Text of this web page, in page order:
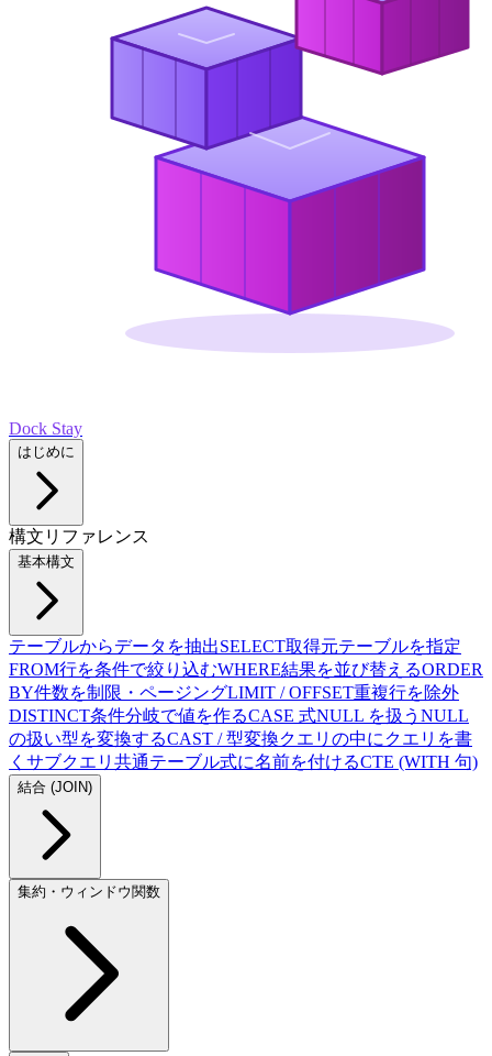
Dock Stay
はじめに
構文リファレンス
基本構文
テーブルからデータを抽出SELECT取得元テーブルを指定
FROM行を条件で絞り込むWHERE結果を並び替えるORDER
BY件数を制限・ページングLIMIT / OFFSET重複行を除外
DISTINCT条件分岐で値を作るCASE 式NULL を扱う NULL
の扱い型を変換するCAST / 型変換クエリの中にクエリを書
く サブクエリ 共通テーブル式に名前を付けるCTE (WITH 句)
結合 (JOIN)
集約・ウィンドウ関数